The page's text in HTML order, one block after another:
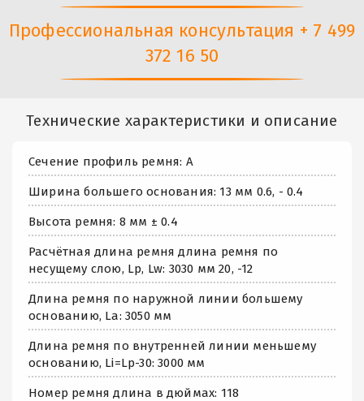
Профессиональная консультация + 7 499
372 16 50
Технические характеристики и описание
Сечение профиль ремня: А
Ширина большего основания: 13 мм 0.6, - 0.4
Высота ремня: 8 мм ± 0.4
Расчётная длина ремня длина ремня по
несущему слою, Lp, Lw: 3030 мм 20, -12
Длина ремня по наружной линии большему
основанию, La: 3050 мм
Длина ремня по внутренней линии меньшему
основанию, Li=Lp-30: 3000 мм
Номер ремня длина в дюймах: 118